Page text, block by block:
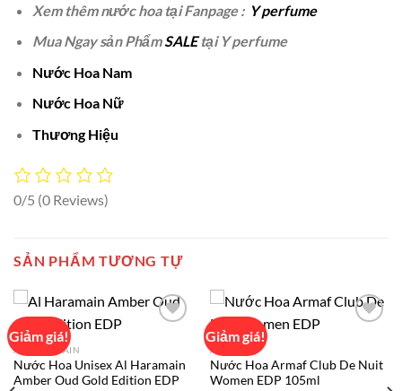
Xem thêm nước hoa tại Fanpage : Y perfume
Mua Ngay sản PhẩmSALEtại Y perfume
Nước Hoa Nam
Nước Hoa Nữ
Thương Hiệu
0/5 (0 Reviews)
SẢN PHẨM TƯƠNG TỰ
Giảm giá!
Add to
wishlist
AL HARAMAIN
Nước Hoa Unisex Al Haramain
Amber Oud Gold Edition EDP
Giảm giá!
Add to
ARMAF
Nước Hoa Armaf Club De Nuit
Women EDP 105ml